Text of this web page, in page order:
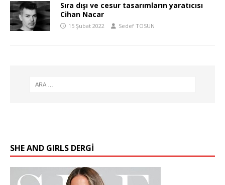
Sıra dışı ve cesur tasarımların yaratıcısı
Cihan Nacar
15 Şubat 2022 Sedef TOSUN
SHE AND GIRLS DERGİ